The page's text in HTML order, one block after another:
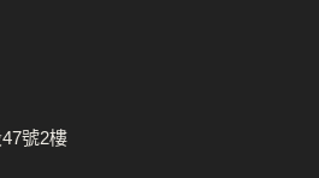
號2樓